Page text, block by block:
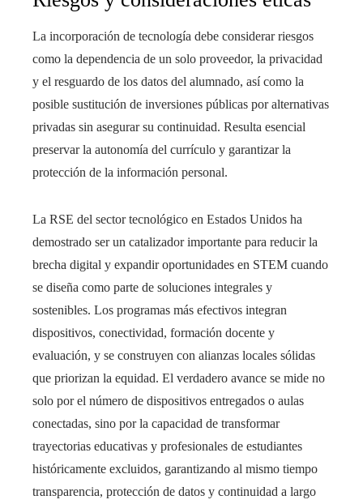
La incorporación de tecnología debe considerar riesgos
como la dependencia de un solo proveedor, la privacidad
y el resguardo de los datos del alumnado, así como la
posible sustitución de inversiones públicas por alternativas
privadas sin asegurar su continuidad. Resulta esencial
preservar la autonomía del currículo y garantizar la
protección de la información personal.
La RSE del sector tecnológico en Estados Unidos ha
demostrado ser un catalizador importante para reducir la
brecha digital y expandir oportunidades en STEM cuando
se diseña como parte de soluciones integrales y
sostenibles. Los programas más efectivos integran
dispositivos, conectividad, formación docente y
evaluación, y se construyen con alianzas locales sólidas
que priorizan la equidad. El verdadero avance se mide no
solo por el número de dispositivos entregados o aulas
conectadas, sino por la capacidad de transformar
trayectorias educativas y profesionales de estudiantes
históricamente excluidos, garantizando al mismo tiempo
transparencia, protección de datos y continuidad a largo